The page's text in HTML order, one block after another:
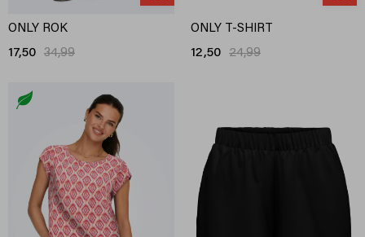
ONLY ROK
17,50 34,99
ONLY T-SHIRT
12,50 24,99